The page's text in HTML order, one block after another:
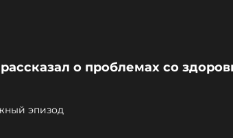
о проблемах со
эпизод